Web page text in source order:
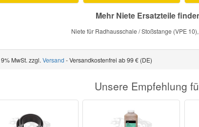
Mehr Niete Ersatzteile
Niete für Radhausschale / Stoßstange (VPE
MwSt. zzgl. Versand - Versandkostenfrei ab 99 € (DE)
Unsere Empfehlung